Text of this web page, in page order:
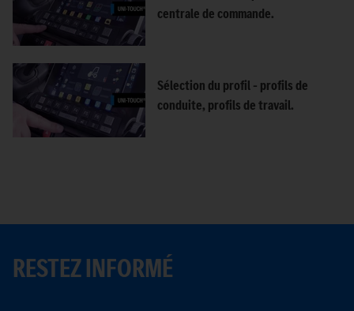
centrale de commande.
Sélection du profil – profils de
conduite, profils de travail.
RESTEZ INFORMÉ